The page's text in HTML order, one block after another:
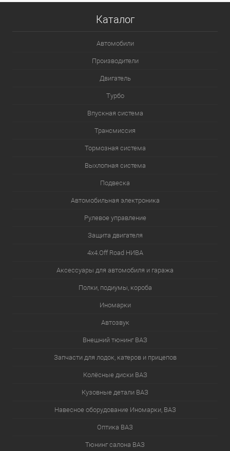
Каталог
Автомобили
Производители
Двигатель
Турбо
Впускная система
Трансмиссия
Тормозная система
Выхлопная система
Подвеска
Автомобильная электроника
Рулевое управление
Защита двигателя
4х4.Off Road НИВА
Аксессуары для автомобиля и гаража
Полки, подиумы, короба
Иномарки
Автозвук
Внешний тюнинг ВАЗ
Запчасти для лодок, катеров и прицепов
Колёсные диски ВАЗ
Кузовные детали ВАЗ
Навесное оборудование Иномарки, ВАЗ
Оптика ВАЗ
Тюнинг салона ВАЗ